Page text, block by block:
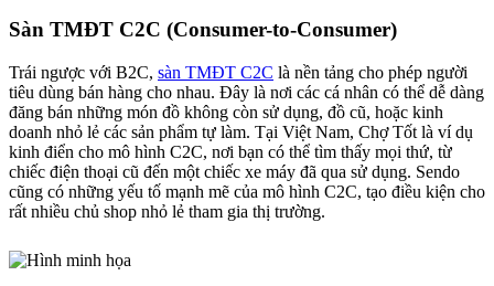
Sàn TMĐT C2C (Consumer-to-Consumer)
Trái ngược với B2C, sàn TMĐT C2C là nền tảng cho phép người
tiêu dùng bán hàng cho nhau. Đây là nơi các cá nhân có thể dễ dàng
đăng bán những món đồ không còn sử dụng, đồ cũ, hoặc kinh
doanh nhỏ lẻ các sản phẩm tự làm. Tại Việt Nam, Chợ Tốt là ví dụ
kinh điển cho mô hình C2C, nơi bạn có thể tìm thấy mọi thứ, từ
chiếc điện thoại cũ đến một chiếc xe máy đã qua sử dụng. Sendo
cũng có những yếu tố mạnh mẽ của mô hình C2C, tạo điều kiện cho
rất nhiều chủ shop nhỏ lẻ tham gia thị trường.